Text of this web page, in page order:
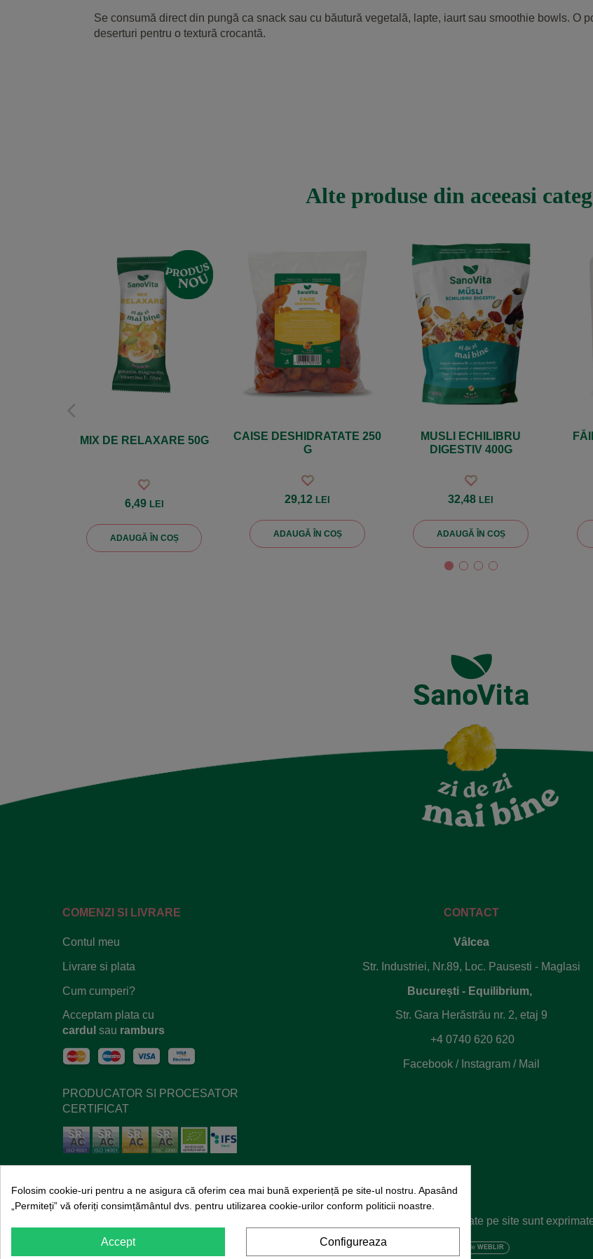
Se consumă direct din pungă ca snack sau cu băutură vegetală, lapte, iaurt sau smoothie bowls. O
deserturi pentru o textură crocantă.
Alte produse din aceeasi
MIX DE RELAXARE 50G
6,49 LEI
ADAUGĂ ÎN COȘ
CAISE DESHIDRATATE 250
G
29,12 LEI
ADAUGĂ ÎN COȘ
MUSLI ECHILIBRU
DIGESTIV 400G
32,48 LEI
ADAUGĂ ÎN COȘ
COMENZI SI LIVRARE
Contul meu
Livrare si plata
Cum cumperi?
Acceptam plata cu
cardul sau ramburs
PRODUCATOR SI PROCESATOR
CERTIFICAT
CONTACT
Vâlcea
Str. Industriei, Nr.89, Loc. Pausesti - Maglasi
București - Equilibrium,
Str. Gara Herăstrău nr. 2, etaj 9
+4 0740 620 620
Facebook / Instagram / Mail
Toate prețurile afișate pe site sunt
Dezvoltat de WEBLIR
Folosim cookie-uri pentru a ne asigura că oferim cea mai bună experiență pe site-ul nostru. Apasând
„Permiteți” vă oferiți consimțământul dvs. pentru utilizarea cookie-urilor conform politicii noastre.
Accept Configureaza